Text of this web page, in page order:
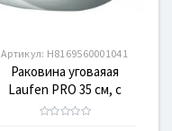
Артикул: H8169560001041
Раковина уговаяая
Laufen PRO 35 см, с
отверстием